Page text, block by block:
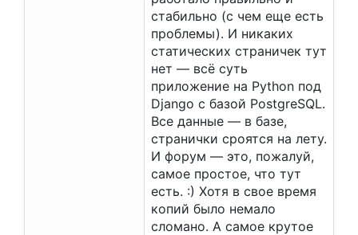
стабильно (с чем еще есть
проблемы). И никаких
статических страничек тут
нет — всё суть
приложение на Python под
Django с базой PostgreSQL.
Все данные — в базе,
странички сроятся на лету.
И форум — это, пожалуй,
самое простое, что тут
есть. :) Хотя в свое время
копий было немало
сломано. А самое крутое